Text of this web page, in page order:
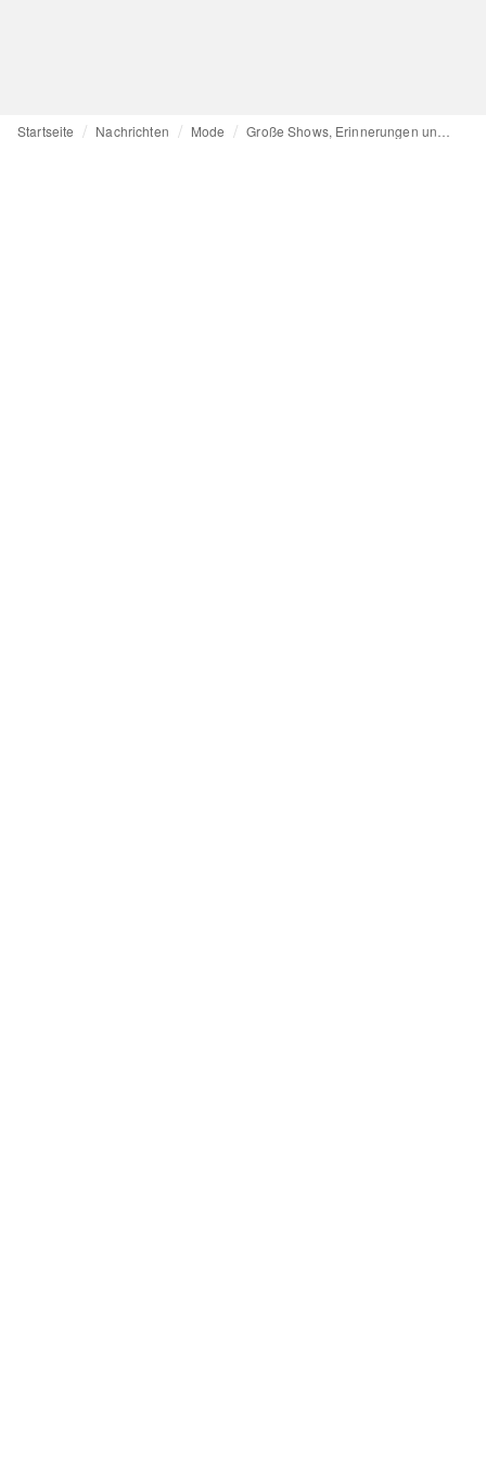
Startseite Nachrichten Mode